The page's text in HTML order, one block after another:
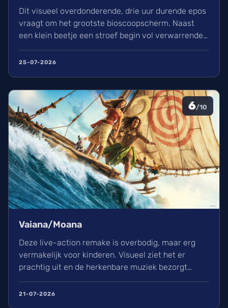
Dit visueel overdonderende, drie uur durende epos
vraagt om het grootste bioscoopscherm. Naast
een klein beetje een stroef begin vol verwarrende
flashbacks en wisselend acteerwerk, evolueert de
film in een indrukwekkend epos vol praktische
25-07-2026
6/10
Vaiana/Moana
Deze live-action remake is overbodig, maar erg
vermakelijk voor kinderen. Visueel ziet het er
prachtig uit en de herkenbare muziek bezorgt
kippenvel. Hoewel de lore complex is, zorgt het
avontuur voor een heerlijke ervaring in de
21-07-2026